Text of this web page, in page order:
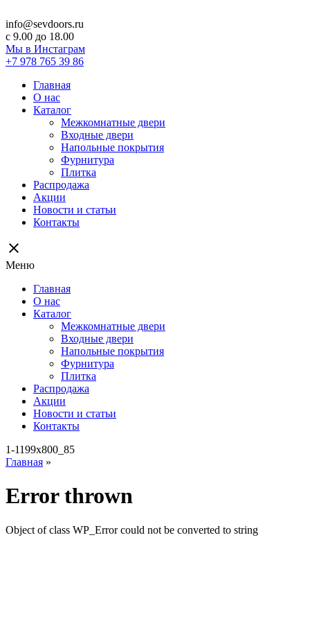
info@sevdoors.ru
c 9.00 до 18.00
Мы в Инстаграм
+7 978 765 39 86
Главная
О нас
Каталог
Межкомнатные двери
Входные двери
Напольные покрытия
Фурнитура
Плитка
Распродажа
Акции
Новости и статьи
Контакты
close
Меню
Главная
О нас
Каталог
Межкомнатные двери
Входные двери
Напольные покрытия
Фурнитура
Плитка
Распродажа
Акции
Новости и статьи
Контакты
1-1199x800_85
Главная »
Error thrown
Object of class WP_Error could not be converted to string